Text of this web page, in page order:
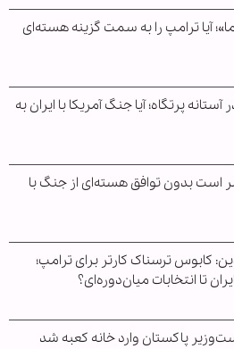
آیا ترامپ را به سمت گزینه هسته‌ای
آستانه پرتگاه؛ آیا جنگ آمریکا با ایران به
است بدون توافق هسته‌ای از جنگ با
کابوس ترسناک کارتر برای ترامپ؛
تا انتخابات میان‌دوره‌ای؟
پاکستان وارد خانه کعبه شد